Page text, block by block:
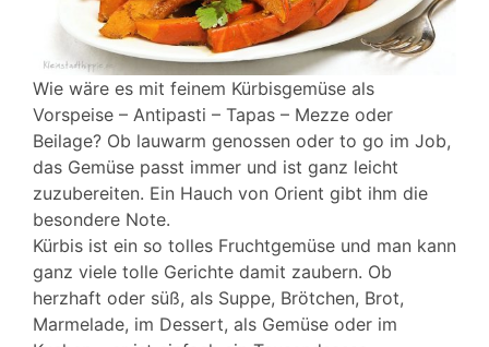
Wie wäre es mit feinem Kürbisgemüse als
Vorspeise – Antipasti – Tapas – Mezze oder
Beilage? Ob lauwarm genossen oder to go im Job,
das Gemüse passt immer und ist ganz leicht
zuzubereiten. Ein Hauch von Orient gibt ihm die
besondere Note.
Kürbis ist ein so tolles Fruchtgemüse und man kann
ganz viele tolle Gerichte damit zaubern. Ob
herzhaft oder süß, als Suppe, Brötchen, Brot,
Marmelade, im Dessert, als Gemüse oder im